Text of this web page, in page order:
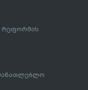
რეფორმის